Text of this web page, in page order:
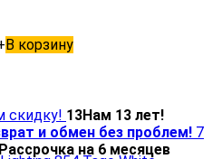
В корзину
скидку! 13Нам 13 лет!
и обмен без проблем! 7
Рассрочка на 6 месяцев